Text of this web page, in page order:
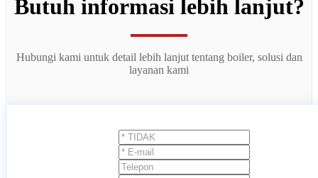
Butuh informasi lebih lanjut?
Hubungi kami untuk detail lebih lanjut tentang boiler, solusi dan
layanan kami